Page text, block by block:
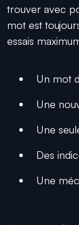
trouver avec
mot est
essais
Un mot
Une
Une
Des
Une